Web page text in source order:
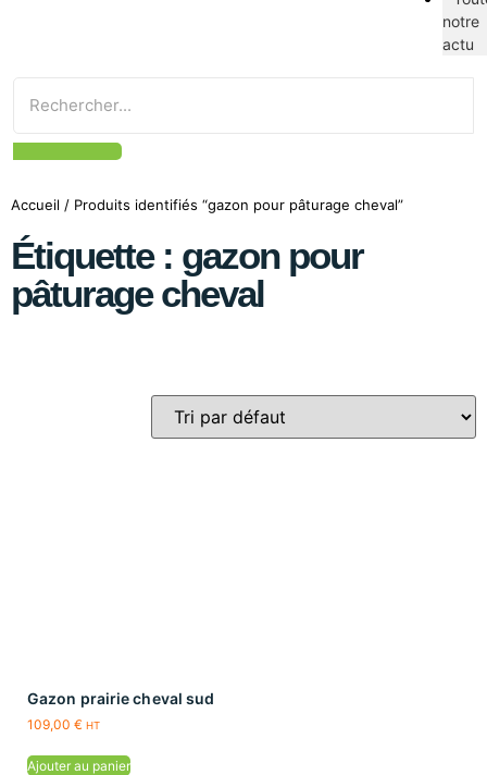
notre
actu
Accueil / Produits identifiés “gazon pour pâturage cheval”
Étiquette : gazon pour
pâturage cheval
Gazon prairie cheval sud
109,00 € HT
Ajouter au panier